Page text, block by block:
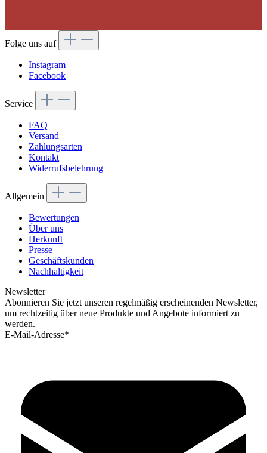
Folge uns auf
Instagram
Facebook
Service
FAQ
Versand
Zahlungsarten
Kontakt
Widerrufsbelehrung
Allgemein
Bewertungen
Über uns
Herkunft
Presse
Geschäftskunden
Nachhaltigkeit
Newsletter
Abonnieren Sie jetzt unseren regelmäßig erscheinenden Newsletter,
um rechtzeitig über neue Produkte und Angebote informiert zu
werden.
E-Mail-Adresse*